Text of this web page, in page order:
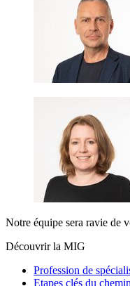
Notre équipe sera ravie de
Découvrir la MIG
Profession de
Etapes clés du